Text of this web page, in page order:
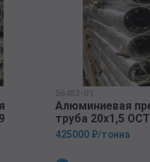
56453-01
Алюминиевая
труба 20х1,5
425000 ₽/тонна